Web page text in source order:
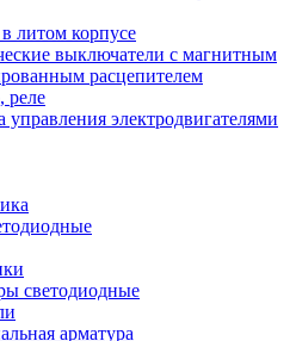
литом корпусе
выключатели с магнитным
расцепителем
реле
управления электродвигателями
светодиодные
арматура